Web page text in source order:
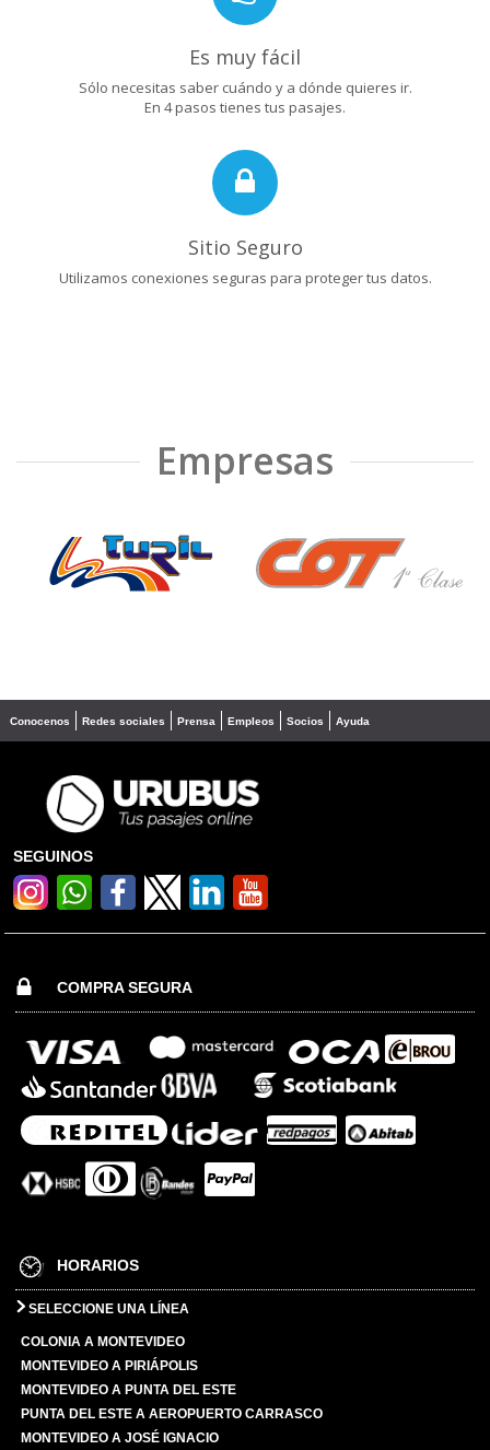
Es muy fácil
Sólo necesitas saber cuándo y a dónde quieres ir.
En 4 pasos tienes tus pasajes.
Sitio Seguro
Utilizamos conexiones seguras para proteger tus datos.
Empresas
❮ ❯
Conocenos Redes sociales Prensa Empleos Socios Ayuda
SEGUINOS
COMPRA SEGURA
HORARIOS
SELECCIONE UNA LÍNEA
COLONIA A MONTEVIDEO
MONTEVIDEO A PIRIÁPOLIS
MONTEVIDEO A PUNTA DEL ESTE
PUNTA DEL ESTE A AEROPUERTO CARRASCO
MONTEVIDEO A JOSÉ IGNACIO